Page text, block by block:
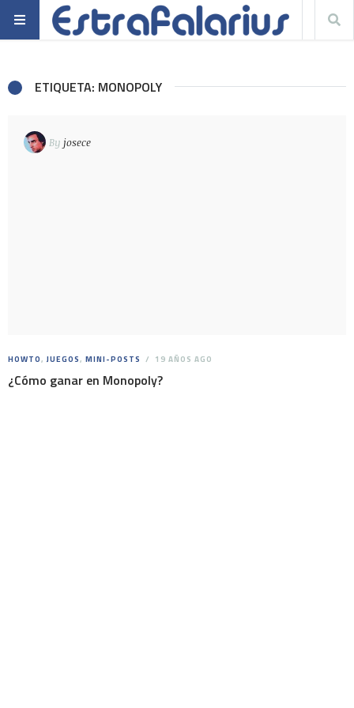
ETIQUETA: MONOPOLY
By josece
HOWTO, JUEGOS, MINI-POSTS 19 AÑOS AGO
¿Cómo ganar en Monopoly?